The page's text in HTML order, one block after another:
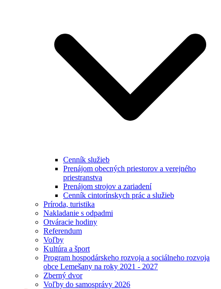
Cenník služieb
Prenájom obecných priestorov a verejného
priestranstva
Prenájom strojov a zariadení
Cenník cintorínskych prác a služieb
Príroda, turistika
Nakladanie s odpadmi
Otváracie hodiny
Referendum
Voľby
Kultúra a šport
Program hospodárskeho rozvoja a sociálneho rozvoja
obce Lemešany na roky 2021 - 2027
Zberný dvor
Voľby do samosprávy 2026